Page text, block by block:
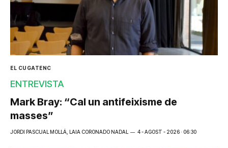
EL CUGATENC
ENTREVISTA
Mark Bray: “Cal un antifeixisme de
masses”
JORDI PASCUAL MOLLÁ, LAIA CORONADO NADAL 4 - AGOST - 2026 · 06:30